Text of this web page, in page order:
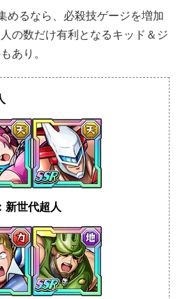
めるなら、必殺技ゲージを増加
の数だけ有利となるキッド＆ジ
あり。
新世代超人